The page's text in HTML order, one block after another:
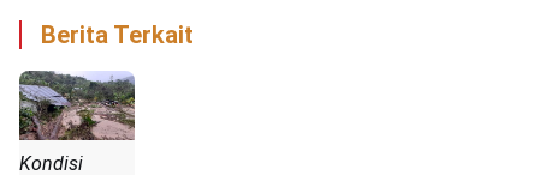
Berita Terkait
Kondisi